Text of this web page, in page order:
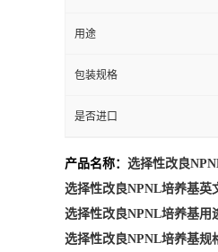
用途
包装规格
是否进口
产品名称： 选择性改良
选择性改良NPNL培养基英
选择性改良NPNL培养基用
选择性改良NPNL培养基规